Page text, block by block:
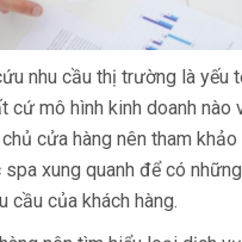
nhu cầu thị trường là yếu
cứ mô hình kinh doanh nào
cửa hàng nên tham
xung quanh để có
cầu của khách hàng.